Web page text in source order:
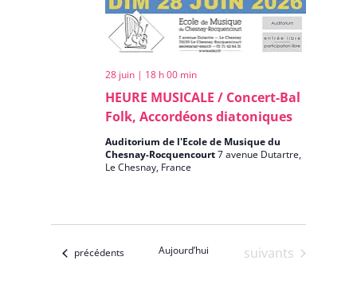
HEURE MUSICALE / Concert-Bal
Folk, Accordéons diatoniques
28 juin | 18 h 00 min
Auditorium de l'Ecole de Musique du
Chesnay-Rocquencourt7 avenue Dutartre,
Le Chesnay, France
Évènements
précédents Aujourd’hui Évènements
suivants